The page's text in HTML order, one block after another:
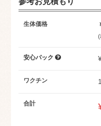
生体価格
安心パック
ワクチン
合計